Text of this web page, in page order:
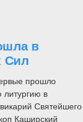
в
Сил
прошло
литургию в
Святейшего
Каширский